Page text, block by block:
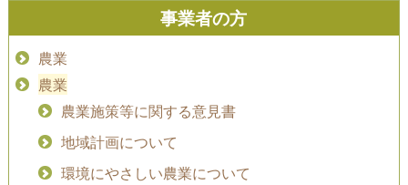
事業者の方
農業
農業
農業施策等に関する意見書
地域計画について
環境にやさしい農業について